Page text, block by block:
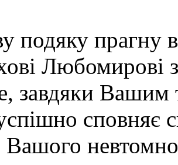
подяку прагну
Любомирові
завдяки Вашим
сповняє